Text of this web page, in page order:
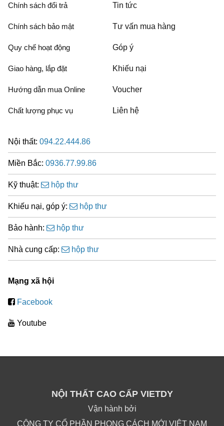
Chính sách đổi trả
Chính sách bảo mật
Quy chế hoạt động
Giao hàng, lắp đặt
Hướng dẫn mua Online
Chất lượng phục vụ
Tin tức
Tư vấn mua hàng
Góp ý
Khiếu nại
Voucher
Liên hệ
Nội thất: 094.22.444.86
Miền Bắc: 0936.77.99.86
Kỹ thuật: hộp thư
Khiếu nại, góp ý: hộp thư
Bảo hành: hộp thư
Nhà cung cấp: hộp thư
Mạng xã hội
Facebook
Youtube
NỘI THẤT CAO CẤP VIETDY
Vận hành bởi
CÔNG TY CỔ PHẦN PHONG CÁCH MỚI VIỆT NAM